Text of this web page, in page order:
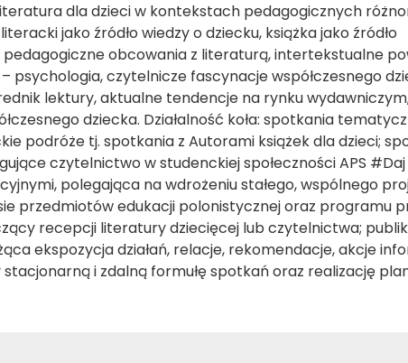
dla dzieci w kontekstach pedagogicznych
jako źródło wiedzy o dziecku, książka jako źródło
obcowania z literaturą, intertekstualne
psychologia, czytelnicze fascynacje współczesnego
lektury, aktualne tendencje na rynku
dziecka. Działalność koła: spotkania
podróże tj. spotkania z Autorami książek dla dzieci;
czytelnictwo w studenckiej społeczności APS #Daj
polegająca na wdrożeniu stałego, wspólnego
przedmiotów edukacji polonistycznej oraz programu
recepcji literatury dziecięcej lub czytelnictwa;
ekspozycja działań, relacje, rekomendacje, akcje
i zdalną formułę spotkań oraz realizację